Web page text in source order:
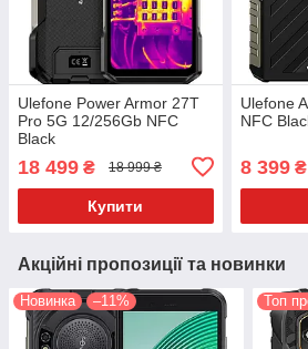
Ulefone Power Armor 27T
Pro 5G 12/256Gb NFC
Black
18 499 ₴ 18 999 ₴
Купити
Ulefone
NFC
8 399₴
Акційні пропозиції та новинки
Новинка –11% Топ